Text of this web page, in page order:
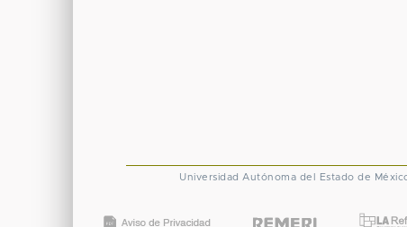
Universidad Autónoma del Estado de